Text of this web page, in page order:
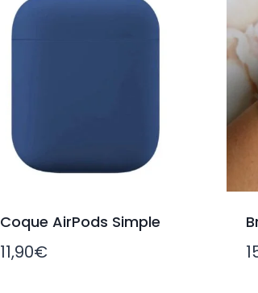
Coque AirPods Simple
11,90€